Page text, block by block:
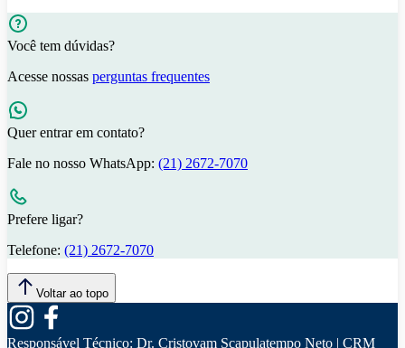
Você tem dúvidas?
Acesse nossas perguntas frequentes
Quer entrar em contato?
Fale no nosso WhatsApp: (21) 2672-7070
Prefere ligar?
Telefone: (21) 2672-7070
Voltar ao topo
Responsável Técnico: Dr. Cristovam Scapulatempo Neto | CRM